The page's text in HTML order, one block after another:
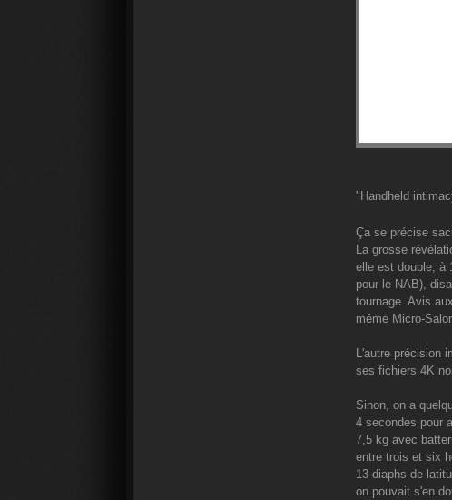
"Handheld
Ça se précise
La grosse
elle est double, à
pour le NAB),
tournage. Avis
même Micro-
L'autre précision
ses fichiers 4K
Sinon, on a
4 secondes pour
7,5 kg avec
entre trois et six
13 diaphs de
on pouvait s'en